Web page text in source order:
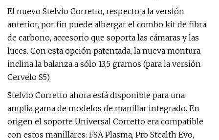
El nuevo Stelvio Corretto, respecto a la versión
anterior, por fin puede albergar el combo kit de fibra
de carbono, accesorio que soporta las cámaras y las
luces. Con esta opción patentada, la nueva montura
inclina la balanza a sólo 13,5 gramos (para la versión
Cervelo S5).
Stelvio Corretto ahora está disponible para una
amplia gama de modelos de manillar integrado. En
origen el soporte Universal Corretto era compatible
con estos manillares: FSA Plasma, Pro Stealth Evo,